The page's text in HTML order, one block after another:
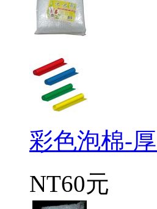
彩色泡棉-
NT60元